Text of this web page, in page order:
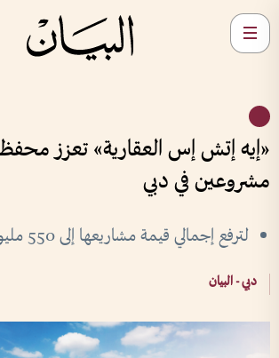
«إيه إتش إس العقارية» تعزز
مشروعين في دبي
لترفع إجمالي قيمة مشاريعها إلى 550 مليون دولار
دبي - البيان